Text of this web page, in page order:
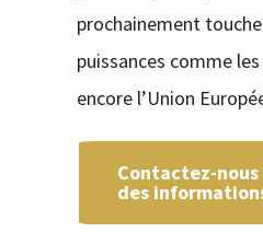
prochainement
puissances comme
encore l’Union
Contactez-
des